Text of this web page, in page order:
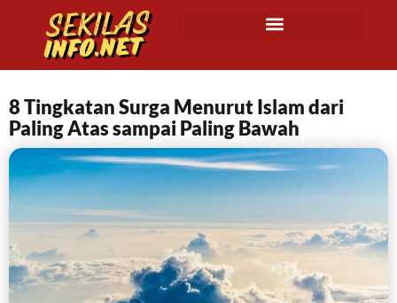
8 Tingkatan Surga Menurut Islam dari
Paling Atas sampai Paling Bawah